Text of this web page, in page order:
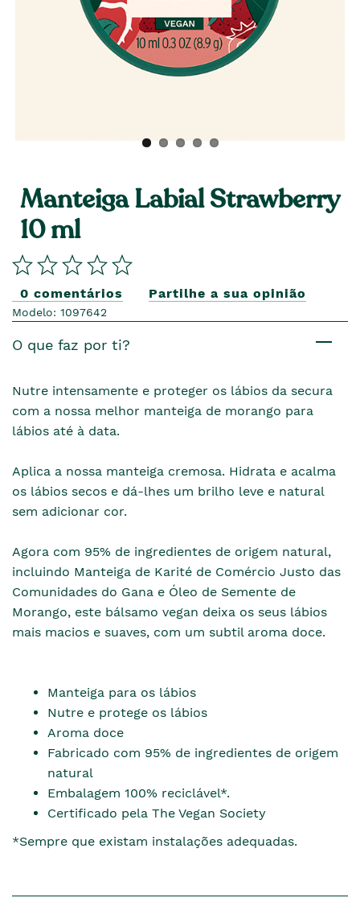
Manteiga Labial Strawberry
10 ml
0 comentários Partilhe a sua opinião
Modelo: 1097642
O que faz por ti?
Nutre intensamente e proteger os lábios da secura
com a nossa melhor manteiga de morango para
lábios até à data.
Aplica a nossa manteiga cremosa. Hidrata e acalma
os lábios secos e dá-lhes um brilho leve e natural
sem adicionar cor.
Agora com 95% de ingredientes de origem natural,
incluindo Manteiga de Karité de Comércio Justo das
Comunidades do Gana e Óleo de Semente de
Morango, este bálsamo vegan deixa os seus lábios
mais macios e suaves, com um subtil aroma doce.
Manteiga para os lábios
Nutre e protege os lábios
Aroma doce
Fabricado com 95% de ingredientes de origem
natural
Embalagem 100% reciclável*.
Certificado pela The Vegan Society
*Sempre que existam instalações adequadas.